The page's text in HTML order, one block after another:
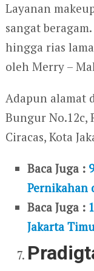
Layanan
sangat
hingga rias
oleh Merry –
Adapun alamat
Bungur No.12c,
Ciracas, Kota
Baca Juga :
Pernikahan
Baca Juga :
Jakarta